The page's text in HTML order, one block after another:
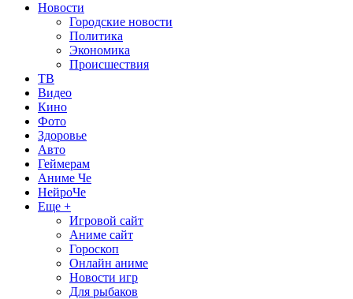
Новости
Городские новости
Политика
Экономика
Происшествия
ТВ
Видео
Кино
Фото
Здоровье
Авто
Геймерам
Аниме Че
НейроЧе
Еще +
Игровой сайт
Аниме сайт
Гороскоп
Онлайн аниме
Новости игр
Для рыбаков